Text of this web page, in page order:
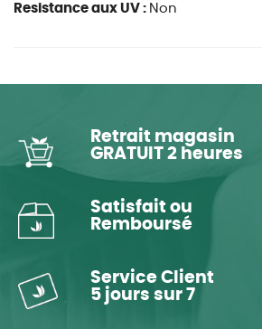
Resistance aux UV : Non
Retrait magasin
GRATUIT 2 heures
Satisfait ou
Remboursé
Service Client
5 jours sur 7